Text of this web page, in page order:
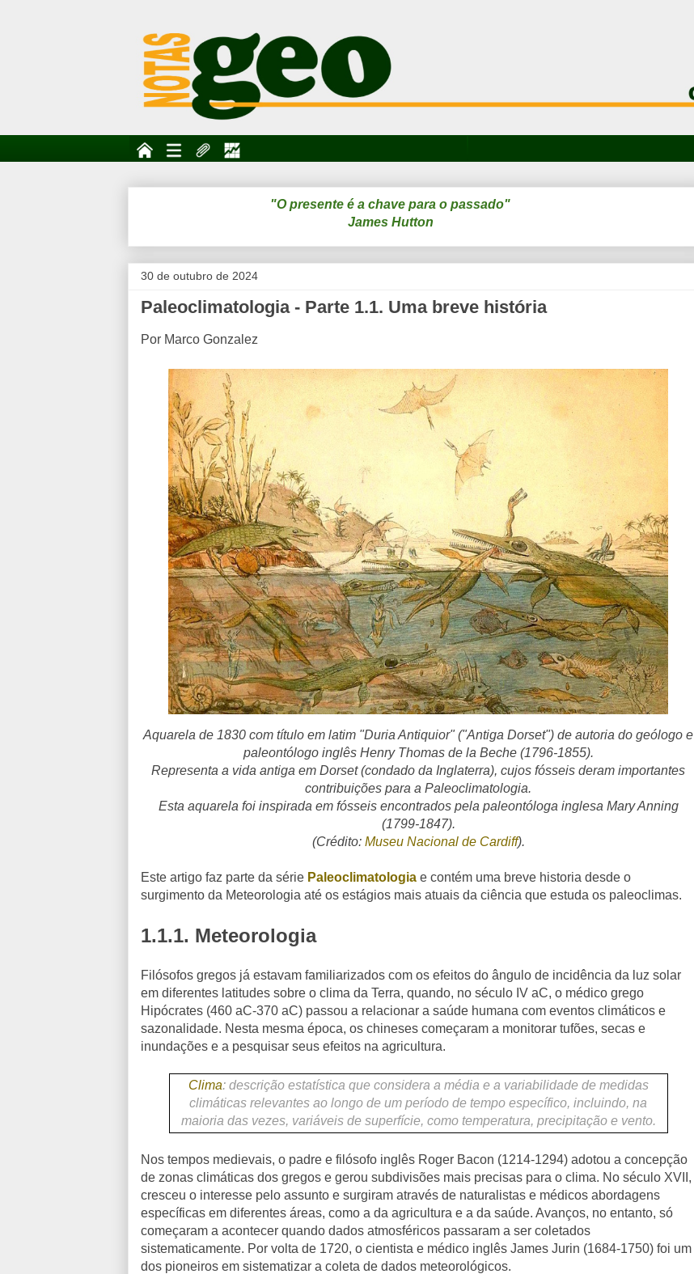
"O presente é a chave para o passado"
James Hutton
30 de outubro de 2024
Paleoclimatologia - Parte 1.1. Uma breve história
Por Marco Gonzalez
Aquarela de 1830 com título em latim "Duria Antiquior" ("Antiga Dorset") de autoria do geólogo e
paleontólogo inglês Henry Thomas de la Beche (1796-1855).
Representa a vida antiga em Dorset (condado da Inglaterra), cujos fósseis deram importantes
contribuições para a Paleoclimatologia.
Esta aquarela foi inspirada em fósseis encontrados pela paleontóloga inglesa Mary Anning
(1799-1847).
(Crédito: Museu Nacional de Cardiff).
Este artigo faz parte da série Paleoclimatologia e contém uma breve historia desde o
surgimento da Meteorologia até os estágios mais atuais da ciência que estuda os paleoclimas.
1.1.1. Meteorologia
Filósofos gregos já estavam familiarizados com os efeitos do ângulo de incidência da luz solar
em diferentes latitudes sobre o clima da Terra, quando, no século IV aC, o médico grego
Hipócrates (460 aC-370 aC) passou a relacionar a saúde humana com eventos climáticos e
sazonalidade. Nesta mesma época, os chineses começaram a monitorar tufões, secas e
inundações e a pesquisar seus efeitos na agricultura.
Clima: descrição estatística que considera a média e a variabilidade de medidas
climáticas relevantes ao longo de um período de tempo específico, incluindo, na
maioria das vezes, variáveis ​​de superfície, como temperatura, precipitação e vento.
Nos tempos medievais, o padre e filósofo inglês Roger Bacon (1214-1294) adotou a concepção
de zonas climáticas dos gregos e gerou subdivisões mais precisas para o clima. No século XVII,
cresceu o interesse pelo assunto e surgiram através de naturalistas e médicos abordagens
específicas em diferentes áreas, como a da agricultura e a da saúde. Avanços, no entanto, só
começaram a acontecer quando dados atmosféricos passaram a ser coletados
sistematicamente. Por volta de 1720, o cientista e médico inglês James Jurin (1684-1750) foi um
dos pioneiros em sistematizar a coleta de dados meteorológicos.